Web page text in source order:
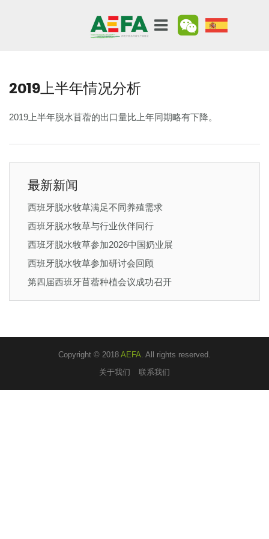
2019上半年情况分析
2019上半年脱水苜蓿的出口量比上年同期略有下降。
最新新闻
西班牙脱水牧草满足不同养殖需求
西班牙脱水牧草与行业伙伴同行
西班牙脱水牧草参加2026中国奶业展
西班牙脱水牧草参加研讨会回顾
第四届西班牙苜蓿种植会议成功召开
Copyright © 2018 AEFA. All rights reserved.
关于我们
联系我们